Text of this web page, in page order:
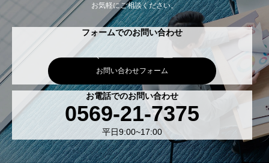
お気軽にご相談ください。
フォームでのお問い合わせ
お問い合わせフォーム
お電話でのお問い合わせ
0569-21-7375
平日9:00~17:00